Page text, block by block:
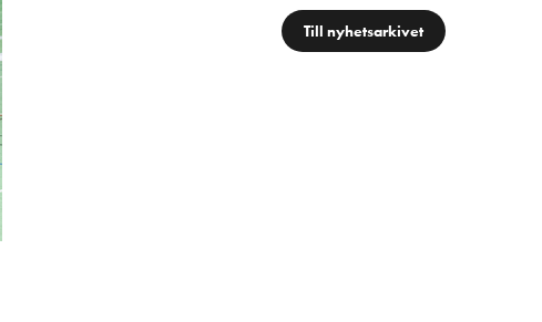
Till nyhetsarkivet